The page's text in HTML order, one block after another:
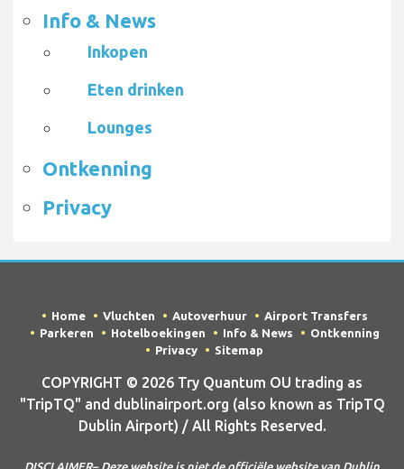
Info & News
Inkopen
Eten drinken
Lounges
Ontkenning
Privacy
Home Vluchten Autoverhuur
Airport Transfers
Parkeren
Hotelboekingen Info & News
Ontkenning
Privacy
Sitemap
COPYRIGHT © 2026 Try Quantum OU trading as
"TripTQ" and dublinairport.org (also known as TripTQ
Dublin Airport) / All Rights Reserved.
DISCLAIMER– Deze website is niet de officiële website van Dublin